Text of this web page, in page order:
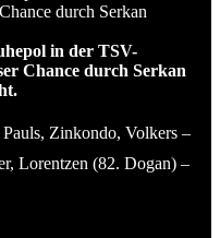
in der TSV-
Chance durch Serkan
Zinkondo, Volkers –
Lorentzen (82. Dogan) –